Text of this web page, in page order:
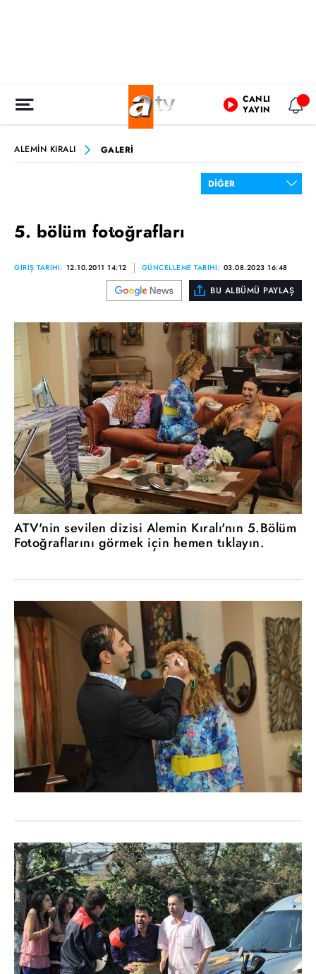
CANLI
YAYIN
ALEMİN KIRALI GALERİ
5. bölüm fotoğrafları
GİRİŞ TARİHİ: 12.10.2011 14:12 GÜNCELLEME TARİHİ: 03.08.2023 16:48
BU ALBÜMÜ PAYLAŞ
ATV'nin sevilen dizisi Alemin Kıralı'nın 5.Bölüm
Fotoğraflarını görmek için hemen tıklayın.